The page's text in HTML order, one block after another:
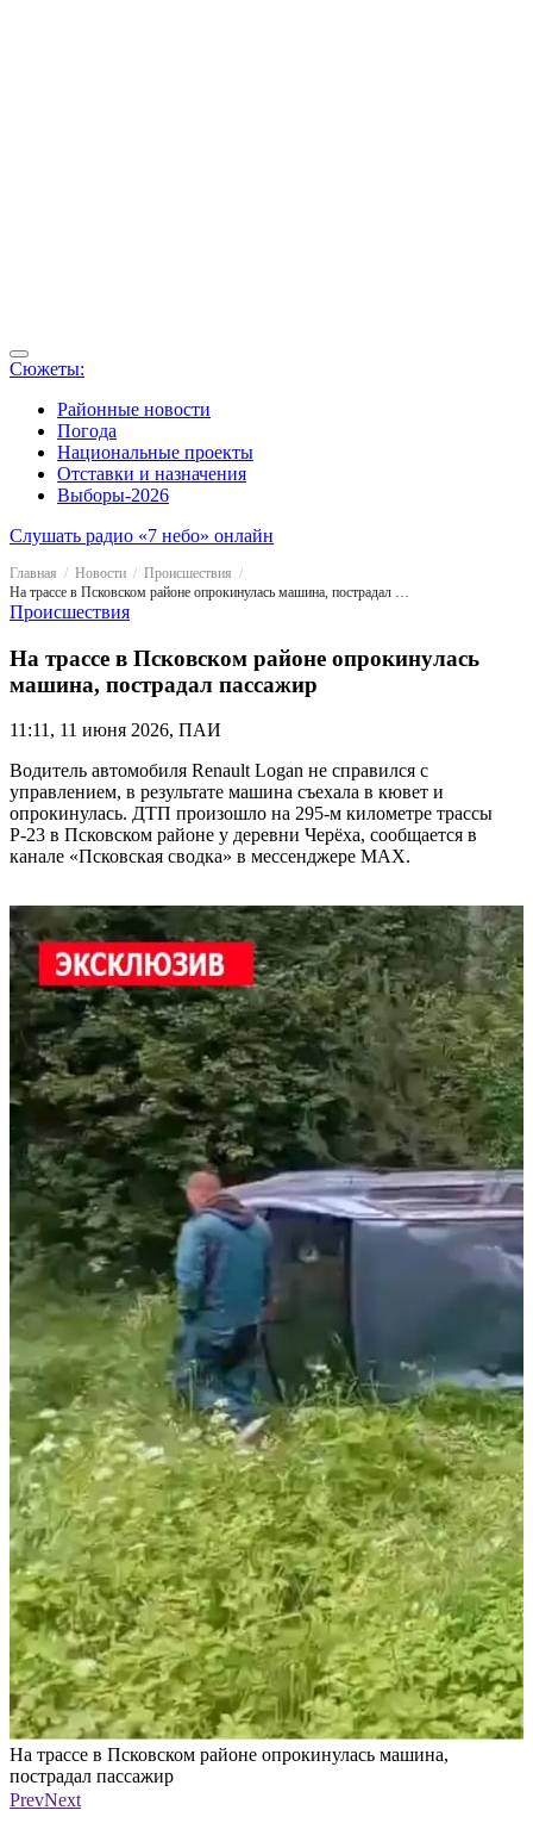
Сюжеты:
Районные новости
Погода
Национальные проекты
Отставки и назначения
Выборы-2026
Слушать радио «7 небо» онлайн
Главная Новости
Происшествия
На трассе в Псковском районе опрокинулась машина, пострадал пассажир
Происшествия
На трассе в Псковском районе опрокинулась
машина, пострадал пассажир
11:11, 11 июня 2026, ПАИ
Водитель автомобиля Renault Logan не справился с
управлением, в результате машина съехала в кювет и
опрокинулась. ДТП произошло на 295-м километре трассы
Р-23 в Псковском районе у деревни Черёха, сообщается в
канале «Псковская сводка» в мессенджере MAX.
На трассе в Псковском районе опрокинулась машина,
пострадал пассажир
Фото: из канала «Псковская сводка» в мессенджере MAX
PrevNext